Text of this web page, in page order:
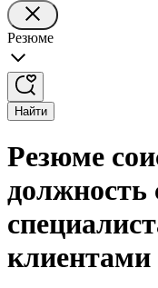
Резюме
Найти
Резюме
должность